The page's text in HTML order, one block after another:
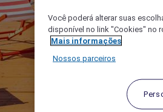
Você poderá alterar suas
disponível no link "Cookies" no
Mais informações
Nossos parceiros